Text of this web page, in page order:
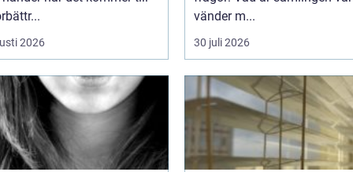
2026
vänder m...
30 juli 2026